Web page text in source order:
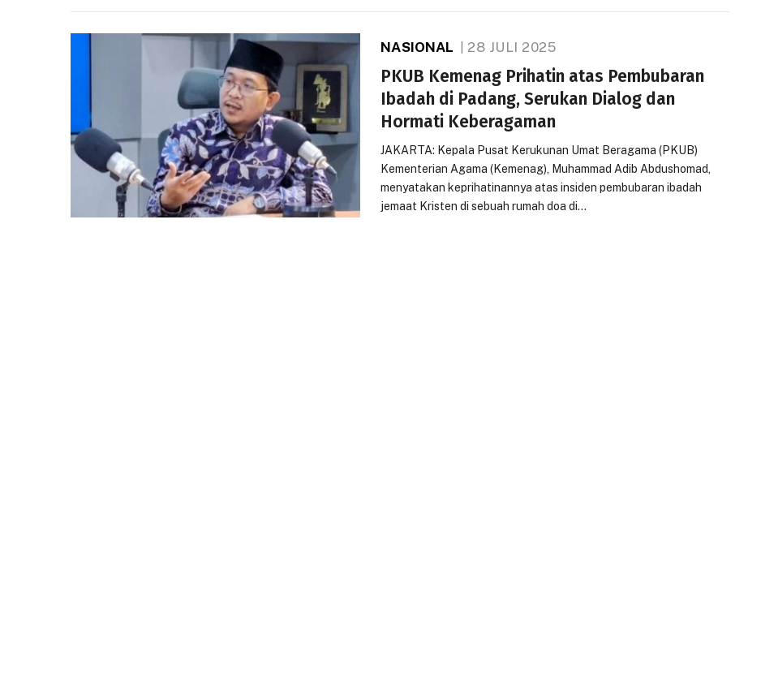
NASIONAL 28 JULI 2025
PKUB Kemenag Prihatin atas Pembubaran
Ibadah di Padang, Serukan Dialog dan
Hormati Keberagaman
JAKARTA: Kepala Pusat Kerukunan Umat Beragama (PKUB)
Kementerian Agama (Kemenag), Muhammad Adib Abdushomad,
menyatakan keprihatinannya atas insiden pembubaran ibadah
jemaat Kristen di sebuah rumah doa di…